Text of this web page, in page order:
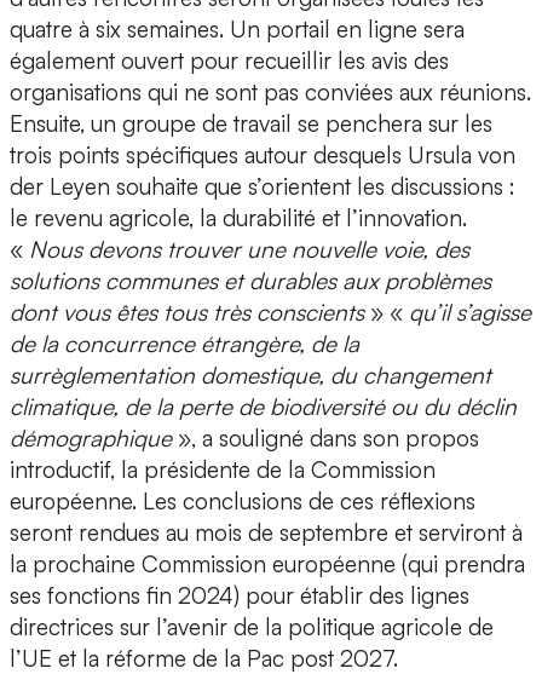
quatre à six semaines. Un portail en ligne sera
également ouvert pour recueillir les avis des
organisations qui ne sont pas conviées aux réunions.
Ensuite, un groupe de travail se penchera sur les
trois points spécifiques autour desquels Ursula von
der Leyen souhaite que s’orientent les discussions :
le revenu agricole, la durabilité et l’innovation.
« Nous devons trouver une nouvelle voie, des
solutions communes et durables aux problèmes
dont vous êtes tous très conscients» « qu’il s’agisse
de la concurrence étrangère, de la
surrèglementation domestique, du changement
climatique, de la perte de biodiversité ou du déclin
démographique», a souligné dans son propos
introductif, la présidente de la Commission
européenne. Les conclusions de ces réflexions
seront rendues au mois de septembre et serviront à
la prochaine Commission européenne (qui prendra
ses fonctions fin 2024) pour établir des lignes
directrices sur l’avenir de la politique agricole de
l’UE et la réforme de la Pac post 2027.